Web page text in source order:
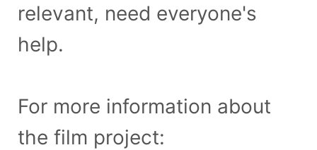
relevant, need everyone's
help.
For more information about
the film project: